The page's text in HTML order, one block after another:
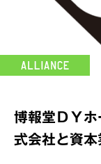
博報堂ＤＹ
式会社と資本